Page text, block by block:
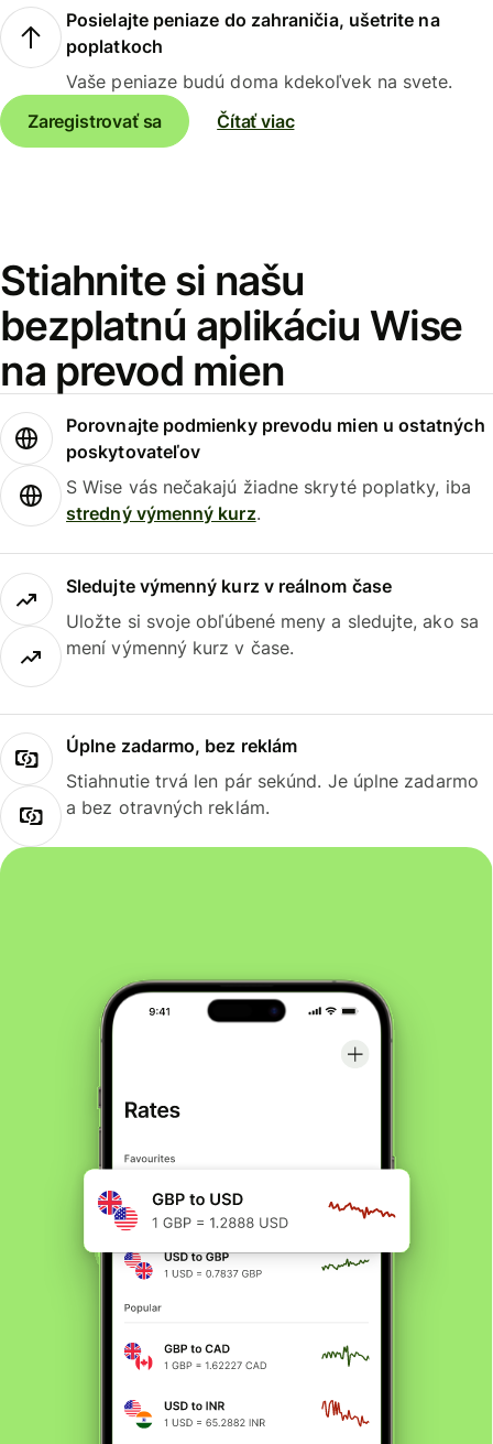
Posielajte peniaze do zahraničia, ušetrite na
poplatkoch
Vaše peniaze budú doma kdekoľvek na svete.
Zaregistrovať sa
Čítať viac
Stiahnite si našu
bezplatnú aplikáciu Wise
na prevod mien
Porovnajte podmienky prevodu mien u ostatných
poskytovateľov
S Wise vás nečakajú žiadne skryté poplatky, iba
stredný výmenný kurz.
Sledujte výmenný kurz v reálnom čase
Uložte si svoje obľúbené meny a sledujte, ako sa
mení výmenný kurz v čase.
Úplne zadarmo, bez reklám
Stiahnutie trvá len pár sekúnd. Je úplne zadarmo
a bez otravných reklám.